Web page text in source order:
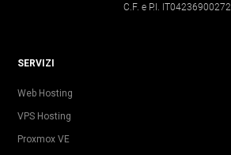
C.F. e P.I. IT04236900272
SERVIZI
Web Hosting
VPS Hosting
Proxmox VE